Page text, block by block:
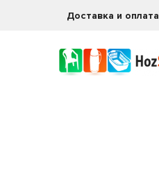
Доставка и оплата